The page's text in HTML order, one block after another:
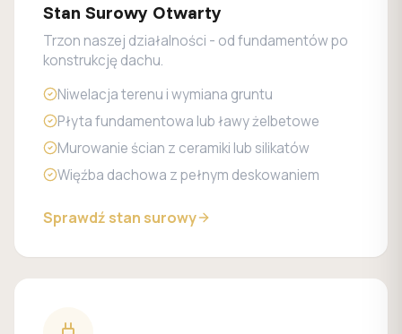
Stan Surowy Otwarty
Trzon naszej działalności - od fundamentów po
konstrukcję dachu.
Niwelacja terenu i wymiana gruntu
Płyta fundamentowa lub ławy żelbetowe
Murowanie ścian z ceramiki lub silikatów
Więźba dachowa z pełnym deskowaniem
Sprawdź stan surowy